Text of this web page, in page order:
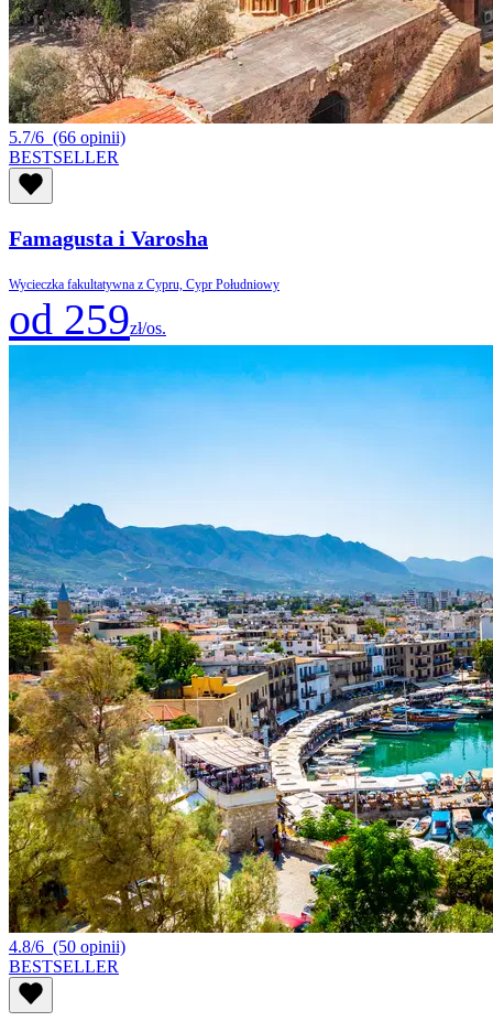
5.7/6 (66 opinii)
BESTSELLER
Famagusta i Varosha
Wycieczka fakultatywna z Cypru, Cypr Południowy
od 259zł/os.
4.8/6 (50 opinii)
BESTSELLER